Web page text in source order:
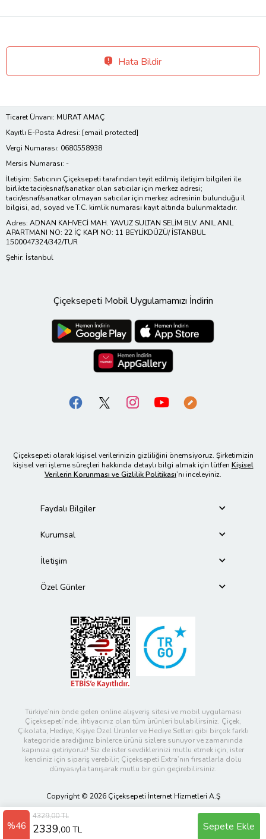
%46
4329,00 TL
2339,00 TL Sepete Ekle
Hata Bildir
Ticaret Ünvanı: MURAT AMAÇ
Kayıtlı E-Posta Adresi: [email protected]
Vergi Numarası: 0680558938
Mersis Numarası: -
İletişim: Satıcının Çiçeksepeti tarafından teyit edilmiş iletişim bilgileri ile
birlikte tacir/esnaf/sanatkar olan satıcılar için merkez adresi;
tacir/esnaf/sanatkar olmayan satıcılar için merkez adresinin bulunduğu il
bilgisi, ad, soyad ve T.C. kimlik numarası kayıt altında bulunmaktadır.
Adres: ADNAN KAHVECİ MAH. YAVUZ SULTAN SELİM BLV. ANIL ANIL
APARTMANI NO: 22 İÇ KAPI NO: 11 BEYLİKDÜZÜ/ İSTANBUL
1500047324/342/TUR
Şehir: İstanbul
Çiçeksepeti Mobil Uygulamamızı İndirin
Çiçeksepeti olarak kişisel verilerinizin gizliliğini önemsiyoruz. Şirketimizin
kişisel veri işleme süreçleri hakkında detaylı bilgi almak için lütfen Kişisel
Verilerin Korunması ve Gizlilik Politikası’nı inceleyiniz.
Faydalı Bilgiler
Kurumsal
İletişim
Özel Günler
Türkiye’nin önde gelen online alışveriş sitesi ve mobil uygulaması
Çiçeksepeti’nde, ihtiyacınız olan tüm ürünleri bulabilirsiniz. Çiçek,
Çikolata, Hediye, Kişiye Özel Ürünler ve Hediye Setleri gibi birçok farklı
kategoride aradığınız binlerce ürünü sizlere sunuyor ve zamanında
kapınıza getiriyoruz! Siz de ister sevdiklerinizi mutlu etmek için, ister
kendiniz için sipariş verebilir; Çiçeksepeti Extra’nın fırsatlarla dolu
dünyasıyla tanışarak mutlu bir gün geçirebilirsiniz.
Copyright © 2026 Çiçeksepeti İnternet Hizmetleri A.Ş